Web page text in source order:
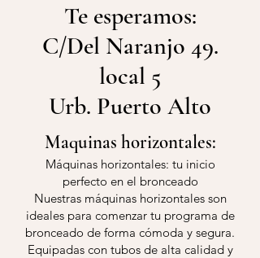
Te esperamos:
C/Del Naranjo 49.
local 5
Urb. Puerto Alto
Maquinas horizontales:
Máquinas horizontales: tu inicio
perfecto en el bronceado
Nuestras máquinas horizontales son
ideales para comenzar tu programa de
bronceado de forma cómoda y segura.
Equipadas con tubos de alta calidad y